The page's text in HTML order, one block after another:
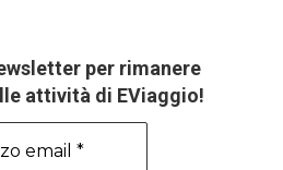
per rimanere
attività di EViaggio!